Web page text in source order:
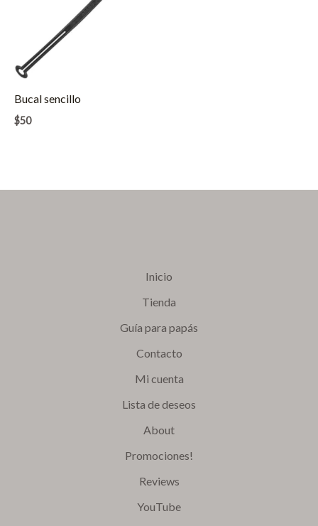
Bucal sencillo
$50
Inicio
Tienda
Guía para papás
Contacto
Mi cuenta
Lista de deseos
About
Promociones!
Reviews
YouTube